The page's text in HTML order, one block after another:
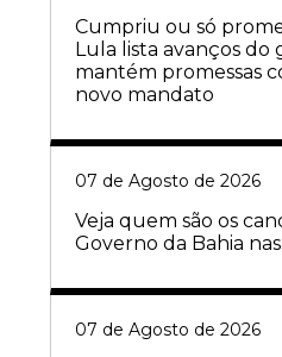
Cumpriu ou só
Lula lista avanços do
mantém promessas
novo mandato
07 de Agosto de 2026
Veja quem são os
Governo da Bahia
07 de Agosto de 2026